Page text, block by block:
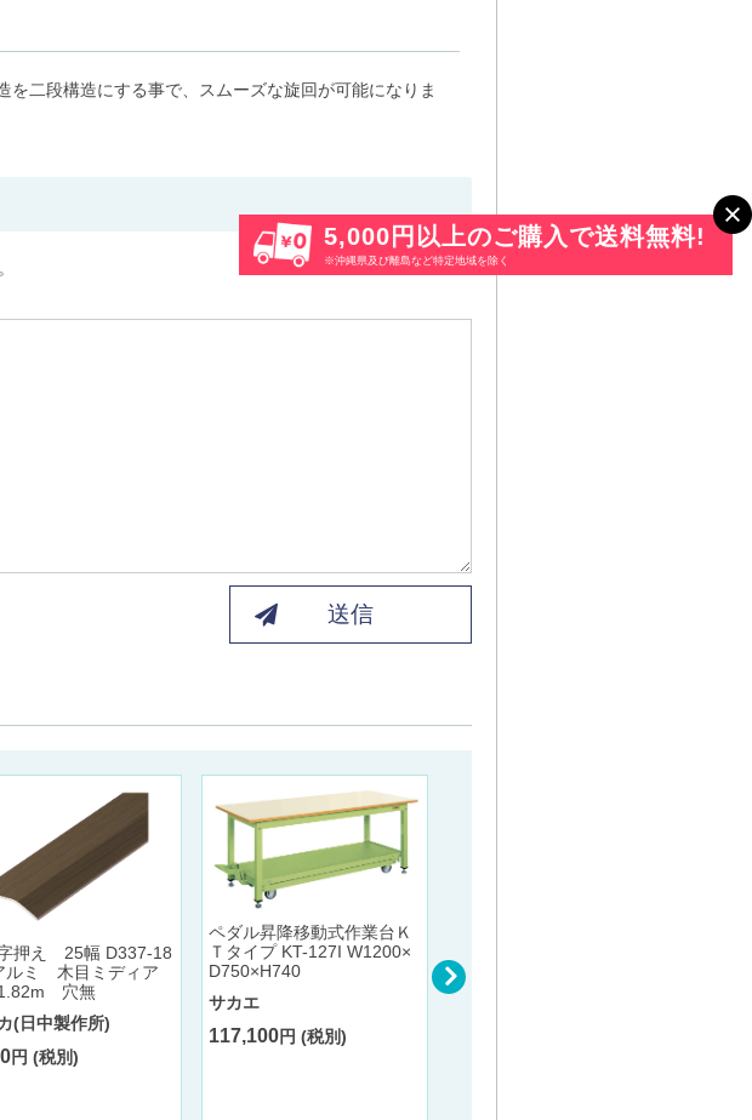
二段構造にする事で、スムーズな旋回が可能になりま
送信
押え 25幅 D337-18
ミ 木目ミディア
穴無
(日中製作所)
円 (税別)
ペダル昇降移動式作業台Ｋ
Ｔタイプ KT-127I W1200×
D750×H740
サカエ
117,100円 (税別)
5,000円以上のご購入で送料無料!
※沖縄県及び離島など特定地域を除く